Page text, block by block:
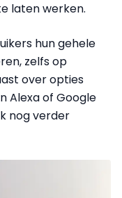
laten werken.
hun gehele
zelfs op
over opties
Alexa of Google
nog verder